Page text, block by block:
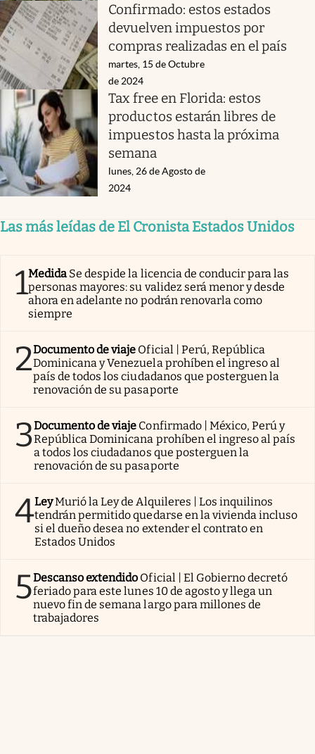
Confirmado: estos estados
devuelven impuestos por
compras realizadas en el país
martes, 15 de Octubre
de 2024
Tax free en Florida: estos
productos estarán libres de
impuestos hasta la próxima
semana
lunes, 26 de Agosto de
2024
Las más leídas de El Cronista Estados Unidos
1Medida Se despide la licencia de conducir para las
personas mayores: su validez será menor y desde
ahora en adelante no podrán renovarla como
siempre
2Documento de viaje Oficial | Perú, República
Dominicana y Venezuela prohíben el ingreso al
país de todos los ciudadanos que posterguen la
renovación de su pasaporte
3Documento de viaje Confirmado | México, Perú y
República Dominicana prohíben el ingreso al país
a todos los ciudadanos que posterguen la
renovación de su pasaporte
4LeyMurió la Ley de Alquileres | Los inquilinos
tendrán permitido quedarse en la vivienda incluso
si el dueño desea no extender el contrato en
Estados Unidos
5Descanso extendido Oficial | El Gobierno decretó
feriado para este lunes 10 de agosto y llega un
nuevo fin de semana largo para millones de
trabajadores